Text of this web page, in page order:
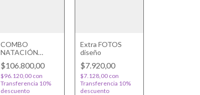
COMBO
NATACIÓN
PERSONALIZADO
$106.800,00
$96.120,00 con
Transferencia 10%
descuento
Extra FOTOS
diseño
$7.920,00
$7.128,00 con
Transferencia 10%
descuento